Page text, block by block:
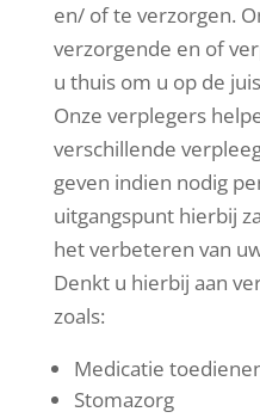
en/ of te verzorgen.
verzorgende en of
u thuis om u op de
Onze verplegers
verschillende
geven indien nodig
uitgangspunt hierbij
het verbeteren van
Denkt u hierbij aan
zoals:
Medicatie
Stomazorg